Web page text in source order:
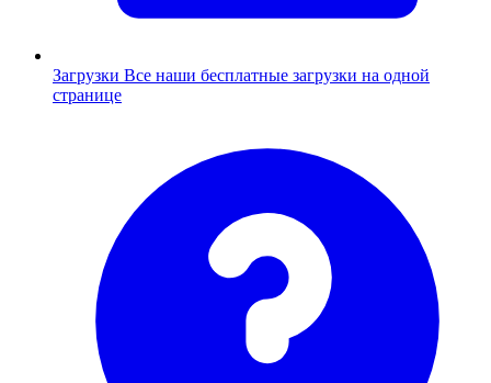
Загрузки Все наши бесплатные загрузки на одной
странице